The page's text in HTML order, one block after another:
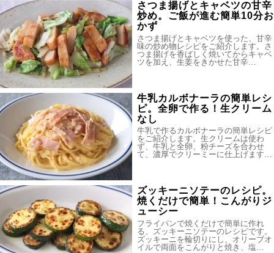
さつま揚げとキャベツの甘辛
炒め。ご飯が進む簡単10分お
かず
さつま揚げとキャベツを使った、甘辛
味の炒め物レシピをご紹介します。さ
つま揚げを香ばしく焼いてからキャベ
ツを加え、生姜をきかせた甘辛…
牛乳カルボナーラの簡単レシ
ピ。全卵で作る！生クリーム
なし
牛乳で作るカルボナーラの簡単レシピ
をご紹介します。生クリームは使わ
ず、牛乳と全卵、粉チーズを合わせ
て、濃厚でクリーミーに仕上げます…
ズッキーニソテーのレシピ。
焼くだけで簡単！こんがりジ
ューシー
フライパンで焼くだけで簡単に作れ
る、ズッキーニソテーのレシピです。
ズッキーニを輪切りにし、オリーブオ
イルで両面をこんがりと焼き、塩…